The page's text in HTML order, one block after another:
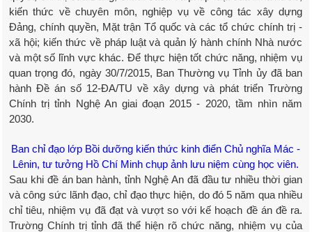
kiến thức về chuyên môn, nghiệp vụ về công tác xây dựng
Đảng, chính quyền, Mặt trận Tổ quốc và các tổ chức chính trị -
xã hội; kiến thức về pháp luật và quản lý hành chính Nhà nước
và một số lĩnh vực khác. Để thực hiện tốt chức năng, nhiệm vụ
quan trọng đó, ngày 30/7/2015, Ban Thường vụ Tỉnh ủy đã ban
hành Đề án số 12-ĐA/TU về xây dựng và phát triển Trường
Chính trị tỉnh Nghệ An giai đoạn 2015 - 2020, tầm nhìn năm
2030.
Ban chỉ đạo lớp Bồi dưỡng kiến thức kinh điển Chủ nghĩa Mác -
Lênin, tư tưởng Hồ Chí Minh chụp ảnh lưu niệm cùng học viên.
Sau khi đề án ban hành, tỉnh Nghệ An đã đầu tư nhiều thời gian
và công sức lãnh đạo, chỉ đạo thực hiện, do đó 5 năm qua nhiều
chỉ tiêu, nhiệm vụ đã đạt và vượt so với kế hoạch đề án đề ra.
Trường Chính trị tỉnh đã thể hiện rõ chức năng, nhiệm vụ của